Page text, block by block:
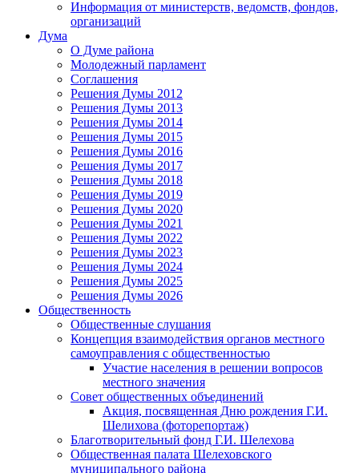
Информация от министерств, ведомств, фондов,
организаций
Дума
О Думе района
Молодежный парламент
Соглашения
Решения Думы 2012
Решения Думы 2013
Решения Думы 2014
Решения Думы 2015
Решения Думы 2016
Решения Думы 2017
Решения Думы 2018
Решения Думы 2019
Решения Думы 2020
Решения Думы 2021
Решения Думы 2022
Решения Думы 2023
Решения Думы 2024
Решения Думы 2025
Решения Думы 2026
Общественность
Общественные слушания
Концепция взаимодействия органов местного
самоуправления с общественностью
Участие населения в решении вопросов
местного значения
Совет общественных объединений
Акция, посвященная Дню рождения Г.И.
Шелихова (фоторепортаж)
Благотворительный фонд Г.И. Шелехова
Общественная палата Шелеховского
муниципального района